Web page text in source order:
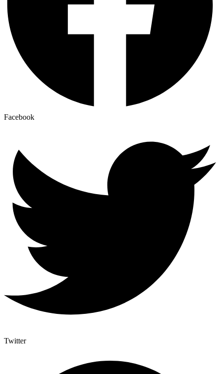
Facebook
Twitter